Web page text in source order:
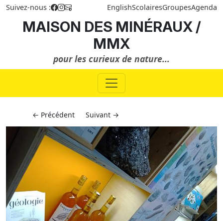
Suivez-nous : EnglishScolairesGroupesAgenda
MAISON DES MINÉRAUX /
MMX
pour les curieux de nature...
← Précédent Suivant →